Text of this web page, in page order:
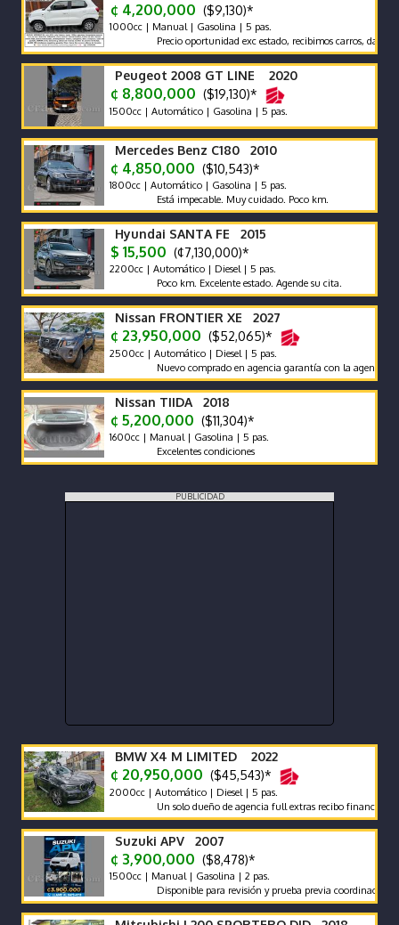
¢ 4,200,000 ($9,130)*
1000cc | Manual | Gasolina | 5 pas.
Precio oportunidad exc estado, recibimos carros, damos
Peugeot 2008 GT LINE 2020
¢ 8,800,000 ($19,130)*
1500cc | Automático | Gasolina | 5 pas.
Mercedes Benz C180 2010
¢ 4,850,000 ($10,543)*
1800cc | Automático | Gasolina | 5 pas.
Está impecable. Muy cuidado. Poco km.
Hyundai SANTA FE 2015
$ 15,500 (¢7,130,000)*
2200cc | Automático | Diesel | 5 pas.
Poco km. Excelente estado. Agende su cita.
Nissan FRONTIER XE 2027
¢ 23,950,000 ($52,065)*
2500cc | Automático | Diesel | 5 pas.
Nuevo comprado en agencia garantía con la agencia se
Nissan TIIDA 2018
¢ 5,200,000 ($11,304)*
1600cc | Manual | Gasolina | 5 pas.
Excelentes condiciones
PUBLICIDAD
BMW X4 M LIMITED 2022
¢ 20,950,000 ($45,543)*
2000cc | Automático | Diesel | 5 pas.
Un solo dueño de agencia full extras recibo financió
Suzuki APV 2007
¢ 3,900,000 ($8,478)*
1500cc | Manual | Gasolina | 2 pas.
Disponible para revisión y prueba previa coordinación.